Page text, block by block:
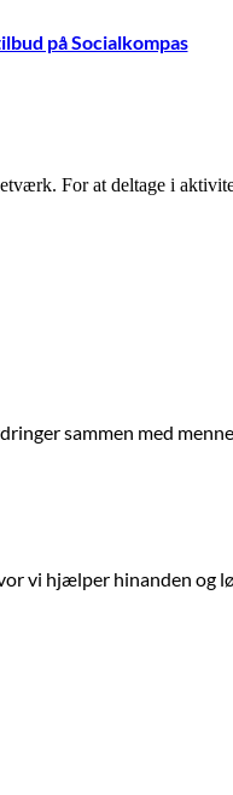
på Socialkompas
For at deltage i
sammen med
vi hjælper hinanden og